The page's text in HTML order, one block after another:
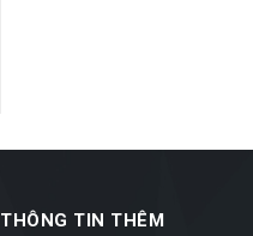
THÔNG TIN THÊM